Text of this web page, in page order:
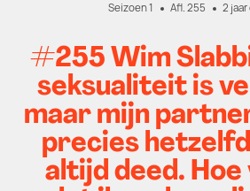
Seizoen 1 Afl. 255 2
#255 Wim
seksualiteit is
maar mijn
precies
altijd deed.